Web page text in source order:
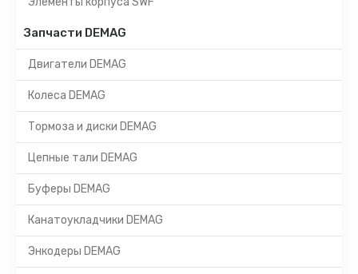
Запчасти DEMAG
Двигатели DEMAG
Колеса DEMAG
Тормоза и диски DEMAG
Цепные тали DEMAG
Буферы DEMAG
Канатоукладчики DEMAG
Энкодеры DEMAG